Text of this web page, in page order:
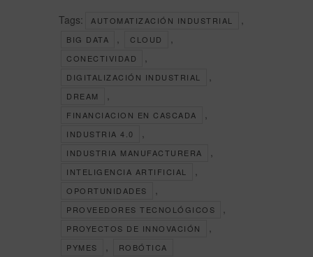
Tags: AUTOMATIZACIÓN INDUSTRIAL ,
BIG DATA , CLOUD ,
CONECTIVIDAD ,
DIGITALIZACIÓN INDUSTRIAL ,
DREAM ,
FINANCIACION EN CASCADA ,
INDUSTRIA 4.0 ,
INDUSTRIA MANUFACTURERA ,
INTELIGENCIA ARTIFICIAL ,
OPORTUNIDADES ,
PROVEEDORES TECNOLÓGICOS ,
PROYECTOS DE INNOVACIÓN ,
PYMES , ROBÓTICA